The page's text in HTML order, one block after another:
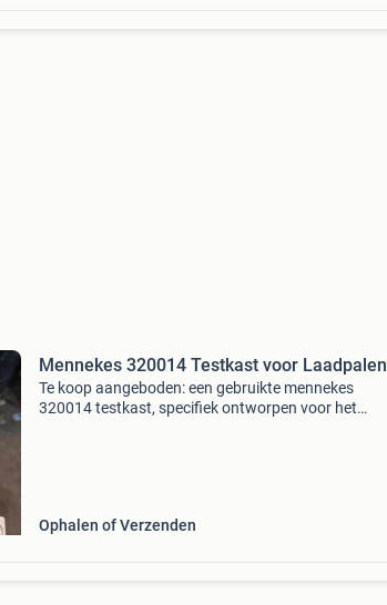
Mennekes 320014 Testkast voor Laadpalen
Te koop aangeboden: een gebruikte mennekes
320014 testkast, specifiek ontworpen voor het
Ophalen of Verzenden